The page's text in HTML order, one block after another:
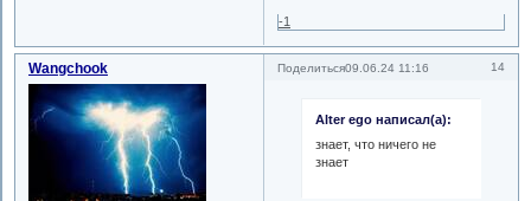
-1
Поделиться 14
09.06.24 11:16
Wangchook
Alter ego написал(а):
знает, что ничего не
знает